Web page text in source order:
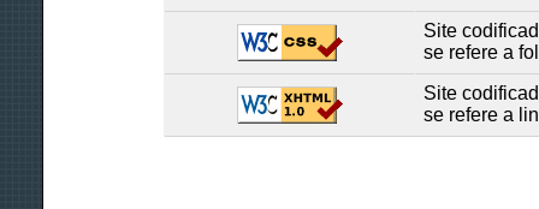
Site
se refere a
Site
se refere a